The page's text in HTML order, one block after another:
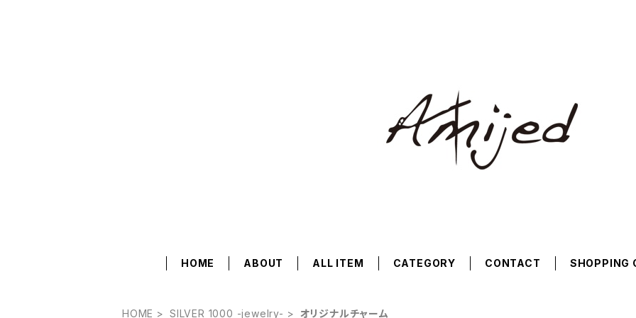
HOME ABOUT ALL ITEM CATEGORY CONTACT SHOPPING
HOME SILVER 1000 -jewelry- オリジナルチャーム